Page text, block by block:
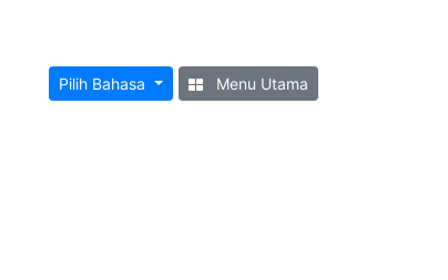
Pilih Bahasa Menu Utama